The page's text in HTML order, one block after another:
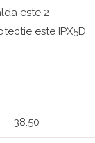
este 2
este IPX5D
38.50